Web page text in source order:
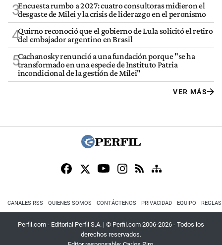
3Encuesta rumbo a 2027: cuatro consultoras midieron el
desgaste de Milei y la crisis de liderazgo en el peronismo
4Quirno reconoció que el gobierno de Lula solicitó el retiro
del embajador argentino en Brasil
5Cachanosky renunció a una fundación porque "se ha
transformado en una especie de Instituto Patria
incondicional de la gestión de Milei"
VER MÁS
CANALES RSS QUIENES SOMOS CONTÁCTENOS PRIVACIDAD EQUIPO
Perfil.com - Editorial Perfil S.A. | © Perfil.com 2006-2026 - Todos los
derechos reservados.